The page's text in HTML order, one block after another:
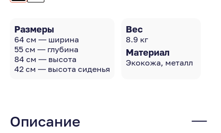
Размеры
64 см — ширина
55 см — глубина
84 см — высота
42 см — высота сиденья
Вес
8.9 кг
Материал
Экокожа, металл
Описание